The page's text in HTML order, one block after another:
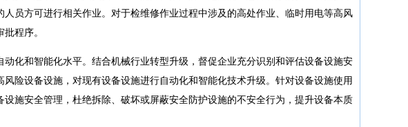
人员方可进行相关作业。对于检维修作业过程中涉及的高处作业、临时用电等高风
程序。
动化和智能化水平。结合机械行业转型升级，督促企业充分识别和评估设备设施安
风险设备设施，对现有设备设施进行自动化和智能化技术升级。针对设备设施使用
设施安全管理，杜绝拆除、破坏或屏蔽安全防护设施的不安全行为，提升设备本质